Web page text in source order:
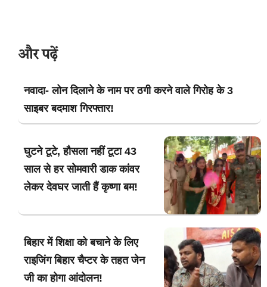
और पढ़ें
नवादा- लोन दिलाने के नाम पर ठगी करने वाले गिरोह के 3
साइबर बदमाश गिरफ्तार!
घुटने टूटे, हौसला नहीं टूटा 43
साल से हर सोमवारी डाक कांवर
लेकर देवघर जाती हैं कृष्णा बम!
बिहार में शिक्षा को बचाने के लिए
राइजिंग बिहार चैप्टर के तहत जेन
जी का होगा आंदोलन!